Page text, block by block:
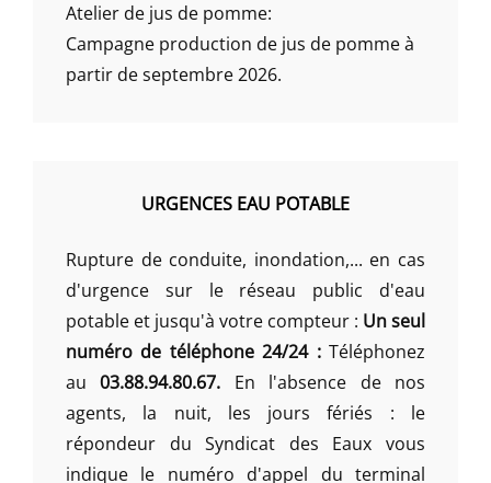
Atelier de jus de pomme:
Campagne production de jus de pomme à
partir de septembre 2026.
URGENCES EAU POTABLE
Rupture de conduite, inondation,... en cas
d'urgence sur le réseau public d'eau
potable et jusqu'à votre compteur : Un seul
numéro de téléphone 24/24 :Téléphonez
au03.88.94.80.67. En l'absence de nos
agents, la nuit, les jours fériés : le
répondeur du Syndicat des Eaux vous
indique le numéro d'appel du terminal